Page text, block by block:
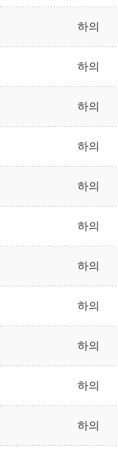
하의
하의
하의
하의
하의
하의
하의
하의
하의
하의
하의